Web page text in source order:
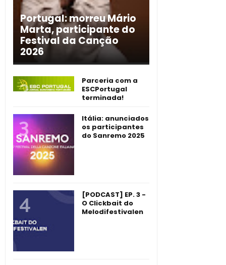
Portugal: morreu Mário
Marta, participante do
Festival da Canção
2026
Parceria com a
ESCPortugal
terminada!
Itália: anunciados
os participantes
do Sanremo 2025
[PODCAST] EP. 3 -
O Clickbait do
Melodifestivalen